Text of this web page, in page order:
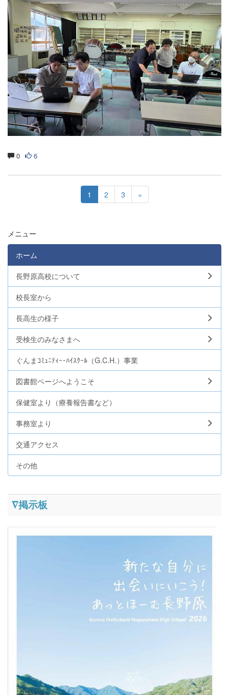
0 6
1 2 3 »
メニュー
ホーム
長野原高校について
校長室から
長高生の様子
受検生のみなさまへ
ぐんまｺﾐｭﾆﾃｨｰ･ﾊｲｽｸｰﾙ（G.C.H.）事業
図書館ページへようこそ
保健室より（療養報告書など）
事務室より
交通アクセス
その他
∇掲示板